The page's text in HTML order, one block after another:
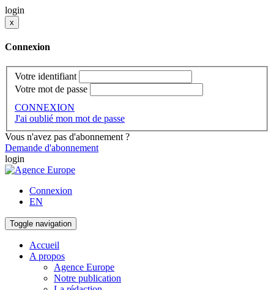
login
x
Connexion
Votre identifiant
Votre mot de passe
CONNEXION
J'ai oublié mon mot de passe
Vous n'avez pas d'abonnement ?
Demande d'abonnement
login
Connexion
EN
Toggle navigation
Accueil
A propos
Agence Europe
Notre publication